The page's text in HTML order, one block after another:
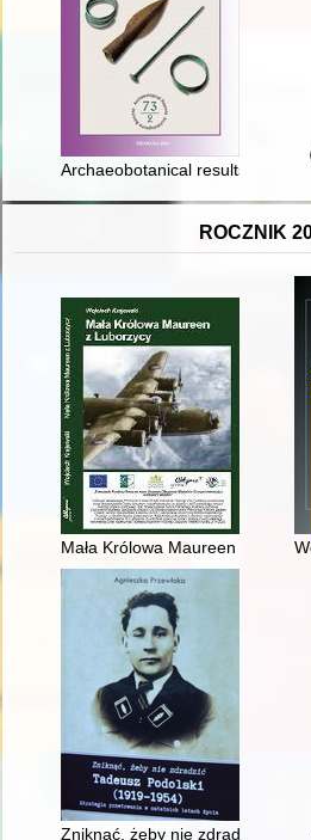
Archaeobotanical results from
ROCZNIK
Mała Królowa Maureen z
Zniknąć, żeby nie zdradzić :